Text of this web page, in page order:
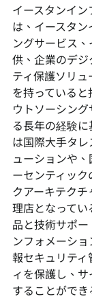
イースタンイ
は、イースタ
ングサービス
供、企業のデ
ティ保護ソリ
を持っている
ウトソーシン
る長年の経験
は国際大手タ
ューションや
ーセンティッ
クアーキテク
理店となって
品と技術サポ
ンフォメーシ
報セキュリテ
ィを保護し、
することができ